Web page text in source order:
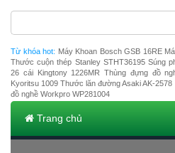
Từ khóa hot: Máy Khoan Bosch GSB 16RE
Thước cuộn thép Stanley STHT36195 Súng
26 cái Kingtony 1226MR Thùng đựng đồ
Kyoritsu 1009 Thước lăn đường Asaki AK-2578
đồ nghề Workpro WP281004
Trang chủ